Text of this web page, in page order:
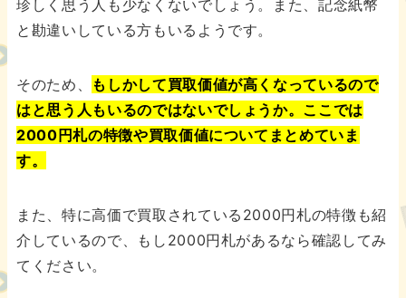
珍しく思う人も少なくないでしょう。また、記念紙幣
と勘違いしている方もいるようです。
そのため、
もしかして買取価値が高くなっているので
はと思う人もいるのではないでしょうか。ここでは
2000円札の特徴や買取価値についてまとめていま
す。
また、特に高価で買取されている2000円札の特徴も紹
介しているので、もし2000円札があるなら確認してみ
てください。